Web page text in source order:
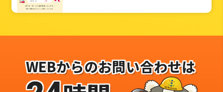
WEBからのお問い合わせは